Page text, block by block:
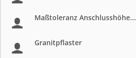
Maßtoleranz Anschlusshöhe...
Granitpflaster